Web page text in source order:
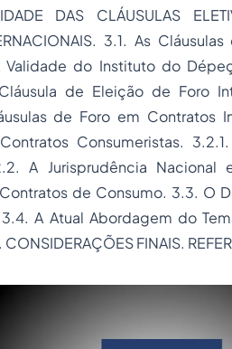
DAS CLÁUSULAS
3.1. As
Validade do Instituto do
de Eleição de Foro
de Foro em Contratos
Consumeristas.
A Jurisprudência
de Consumo. 3.3. O
A Atual Abordagem do
FINAIS.